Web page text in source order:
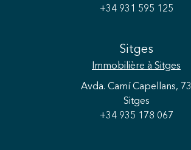
+34 931 595 125
Sitges
Immobilière à Sitges
Avda. Camí Capellans, 73
Sitges
+34 935 178 067